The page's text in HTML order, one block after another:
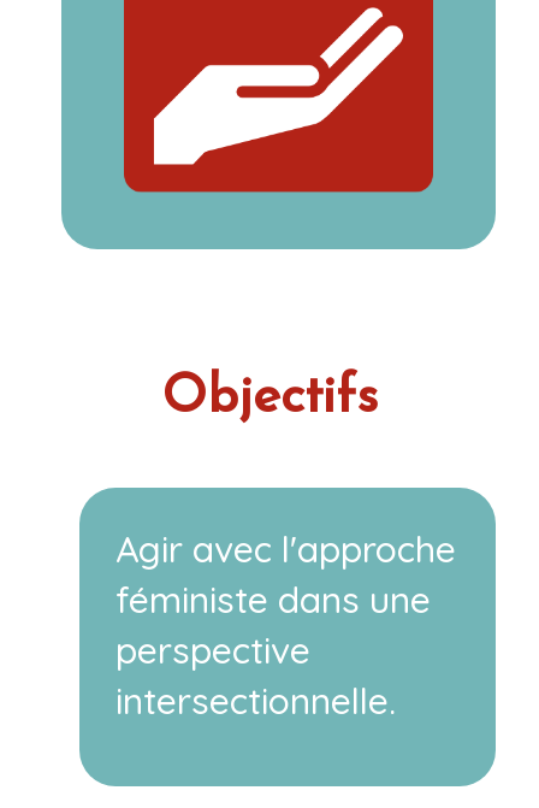
Objectifs
Agir avec l'approche
féministe dans une
perspective
intersectionnelle.